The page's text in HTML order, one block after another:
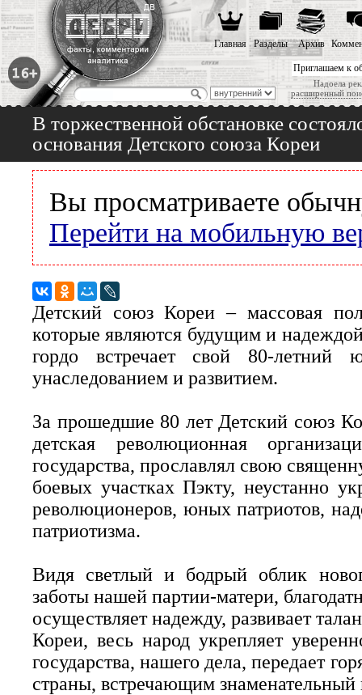
Приглашаем к
Надоела
расширенный
Главная Разделы Архив
В торжественной обстановке
основания Детского союза Кореи
Вы просматриваете
Перейти на мобильную
Детский союз Кореи – массовая
которые являются будущим и
гордо встречает свой 80-летний
унаследованием и развитием.
За прошедшие 80 лет Детский союз
детская революционная
государства, прославлял свою
боевых участках Пэкту, неустанно
революционеров, юных патриотов,
патриотизма.
Видя светлый и бодрый облик
заботы нашей партии-матери,
осуществляет надежду, развивает
Кореи, весь народ укрепляет
государства, нашего дела, передает
страны, встречающим